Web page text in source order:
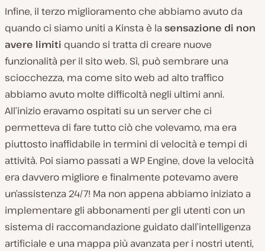
Infine, il terzo miglioramento che abbiamo avuto da
quando ci siamo uniti a Kinsta è la sensazione di non
avere limiti quando si tratta di creare nuove
funzionalità per il sito web. Sì, può sembrare una
sciocchezza, ma come sito web ad alto traffico
abbiamo avuto molte difficoltà negli ultimi anni.
All’inizio eravamo ospitati su un server che ci
permetteva di fare tutto ciò che volevamo, ma era
piuttosto inaffidabile in termini di velocità e tempi di
attività. Poi siamo passati a WP Engine, dove la velocità
era davvero migliore e finalmente potevamo avere
un’assistenza 24/7! Ma non appena abbiamo iniziato a
implementare gli abbonamenti per gli utenti con un
sistema di raccomandazione guidato dall’intelligenza
artificiale e una mappa più avanzata per i nostri utenti,